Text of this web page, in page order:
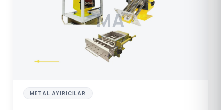
MA
METAL AYIRICILAR